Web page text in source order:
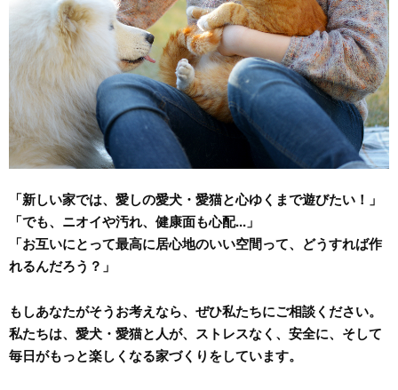
「新しい家では、愛しの愛犬・愛猫と心ゆくまで遊びたい！」
「でも、ニオイや汚れ、健康面も心配...」
「お互いにとって最高に居心地のいい空間って、どうすれば作
れるんだろう？」
もしあなたがそうお考えなら、ぜひ私たちにご相談ください。
私たちは、愛犬・愛猫と人が、ストレスなく、安全に、そして
毎日がもっと楽しくなる家づくりをしています。